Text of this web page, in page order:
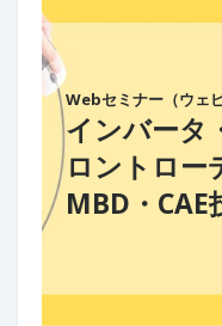
Webセミナー（ウェビ
インバータ
ロントロー
MBD・CAE